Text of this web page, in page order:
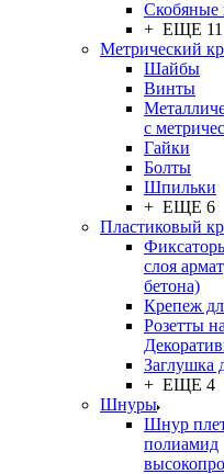
Скобяные
+ ЕЩЕ 11
Метрический
Шайбы
Винты
с
Гайки
Болты
Шпильки
+ ЕЩЕ 6
Пластиковый
слоя
бетона)
Крепеж
Розетты
Заглушка
+ ЕЩЕ 4
Шнуры
Шнур
полиамид